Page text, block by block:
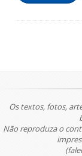
Os textos, fotos,
Não reproduza o